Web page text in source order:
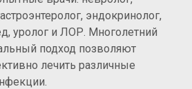
эндокринолог,
уролог и ЛОР. Многолетний
подход позволяют
лечить различные